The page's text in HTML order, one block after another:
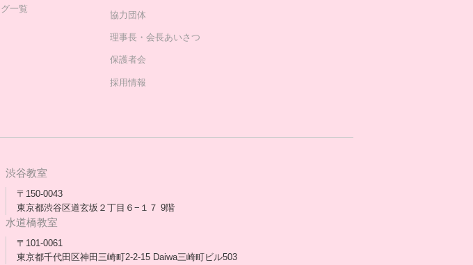
一覧
協力団体
理事長・会長あいさつ
保護者会
採用情報
渋谷教室
〒150-0043
東京都渋谷区道玄坂２丁目６−１７ 9階
水道橋教室
〒101-0061
東京都千代田区神田三崎町2-2-15 Daiwa三崎町ビル503